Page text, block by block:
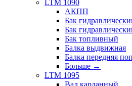
LTM 1090
АКПП
Бак
Бак
Бак топливный
Балка выдвижная
Балка передняя
Больше →
LTM 1095
Вал карданный